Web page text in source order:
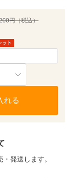
円（税込）
ット
れる
・発送します。